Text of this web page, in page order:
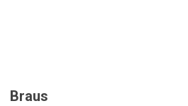
Braus